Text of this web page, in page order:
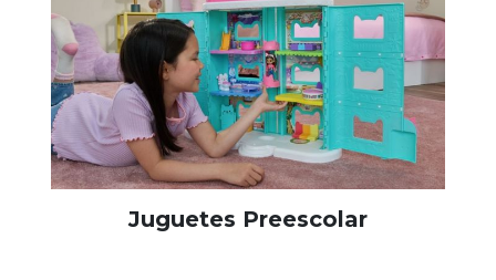
Juguetes Preescolar